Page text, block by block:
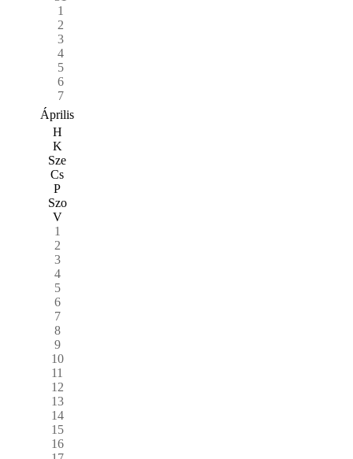
1
2
3
4
5
6
7
Április
H
K
Sze
Cs
P
Szo
V
1
2
3
4
5
6
7
8
9
10
11
12
13
14
15
16